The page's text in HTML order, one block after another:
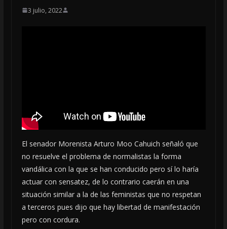
3 julio, 2022
El senador Morenista Arturo Moo Cahuich señaló que
no resuelve el problema de normalistas la forma
vandálica con la que se han conducido pero sí lo haría
actuar con sensatez, de lo contrario caerán en una
situación similar a la de las feministas que no respetan
a terceros pues dijo que hay libertad de manifestación
pero con cordura.